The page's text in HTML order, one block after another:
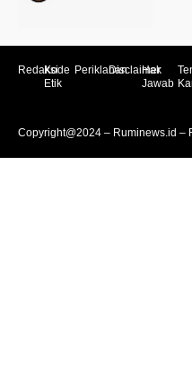
RedaksiKode
Etik
PeriklananDisclaimer
Hak
Jawab
Copyright@2024 – Ruminews.id –